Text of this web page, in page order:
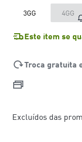
3GG 4GG
Este item se
Troca gratuita
Excluídos das